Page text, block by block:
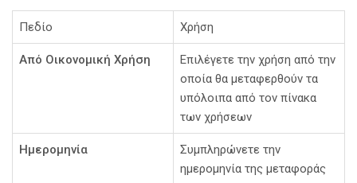
Πεδίο Χρήση
Από Οικονομική Χρήση
Επιλέγετε την χρήση από την
οποία θα μεταφερθούν τα
υπόλοιπα από τον πίνακα
των χρήσεων
Ημερομηνία
Συμπληρώνετε την
ημερομηνία της μεταφοράς